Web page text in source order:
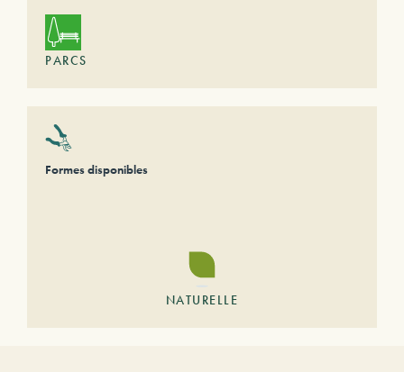
PARCS
Formes disponibles
NATURELLE